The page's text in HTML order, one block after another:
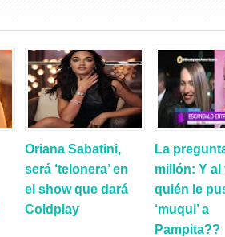
Oriana Sabatini,
será ‘telonera’ en
el show que dará
Coldplay
La
millón: Y al
quién le
‘muqui’ a
Pampita??